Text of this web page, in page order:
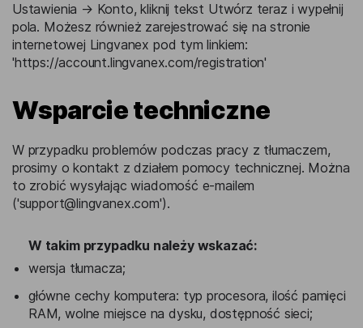
Ustawienia → Konto, kliknij tekst Utwórz teraz i wypełnij
pola. Możesz również zarejestrować się na stronie
internetowej Lingvanex pod tym linkiem:
'https://account.lingvanex.com/registration'
Wsparcie techniczne
W przypadku problemów podczas pracy z tłumaczem,
prosimy o kontakt z działem pomocy technicznej. Można
to zrobić wysyłając wiadomość e-mailem
('support@lingvanex.com').
W takim przypadku należy wskazać:
wersja tłumacza;
główne cechy komputera: typ procesora, ilość pamięci
RAM, wolne miejsce na dysku, dostępność sieci;